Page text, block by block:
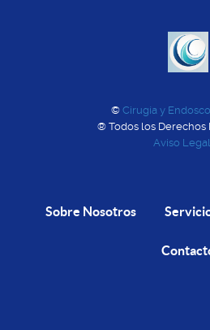
© Cirugía y
® Todos los Derechos
Aviso Legal
Sobre Nosotros